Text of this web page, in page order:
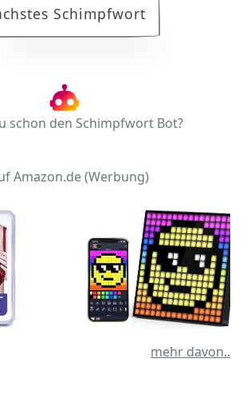
Schimpfwort
schon den Schimpfwort Bot?
Amazon.de (Werbung)
mehr davon..